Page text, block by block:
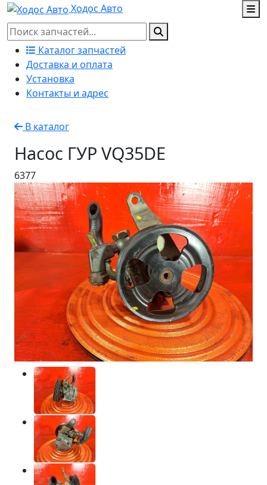
Ходос Авто
Каталог запчастей
Доставка и оплата
Установка
Контакты и адрес
В каталог
Насос ГУР VQ35DE
6377